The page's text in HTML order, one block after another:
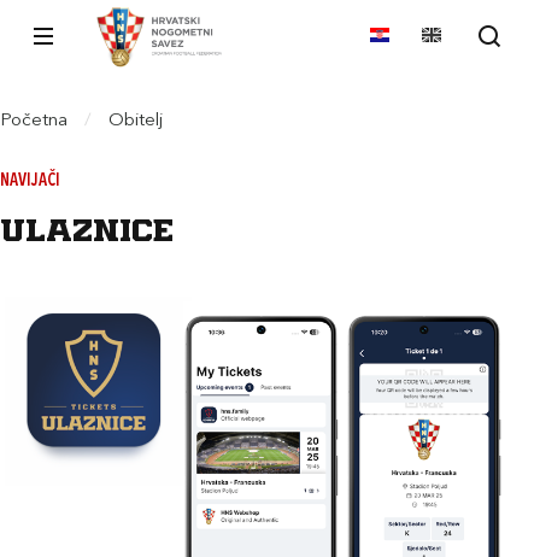
Početna / Obitelj
NAVIJAČI
Ulaznice